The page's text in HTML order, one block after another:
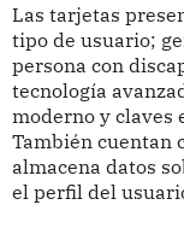
Las tarjetas
tipo de usuario;
persona con
tecnología
moderno y claves
También cuentan
almacena datos
el perfil del